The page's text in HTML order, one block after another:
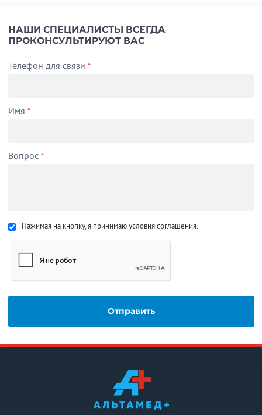
НАШИ СПЕЦИАЛИСТЫ ВСЕГДА
ПРОКОНСУЛЬТИРУЮТ ВАС
Телефон для связи *
Имя *
Вопрос *
Нажимая на кнопку, я принимаю условия соглашения.